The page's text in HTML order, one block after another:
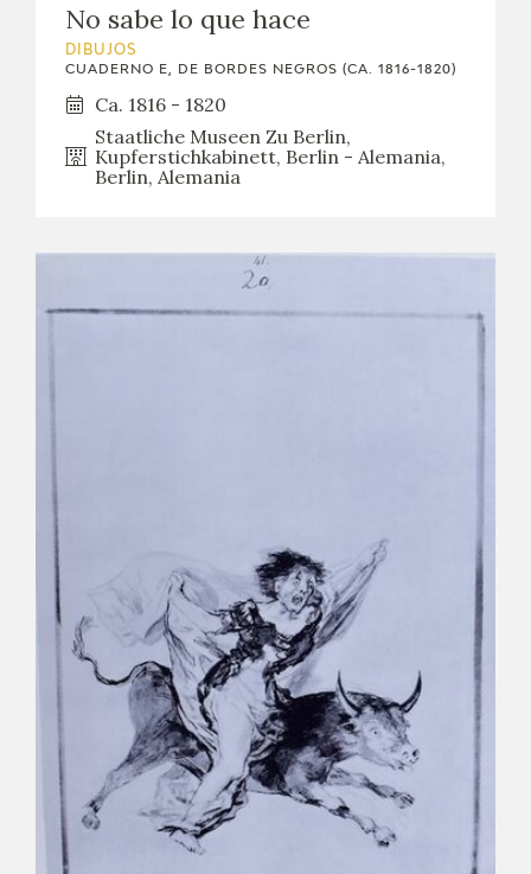
No sabe lo que hace
DIBUJOS
CUADERNO E, DE BORDES NEGROS (CA. 1816-1820)
Ca. 1816 - 1820
Staatliche Museen Zu Berlin,
Kupferstichkabinett, Berlin - Alemania,
Berlin, Alemania